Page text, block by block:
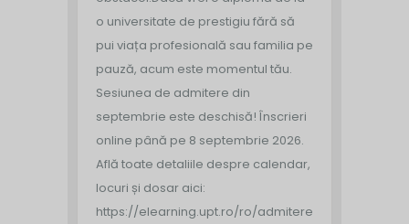
o universitate de prestigiu fără să
pui viața profesională sau familia pe
pauză, acum este momentul tău.
Sesiunea de admitere din
septembrie este deschisă! Înscrieri
online până pe 8 septembrie 2026.
Află toate detaliile despre calendar,
locuri și dosar aici:
https://elearning.upt.ro/ro/admitere/